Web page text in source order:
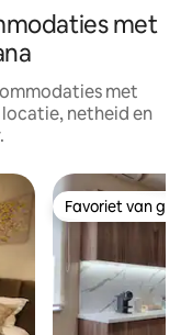
met
met
netheid en
Favoriet van
Favoriet van